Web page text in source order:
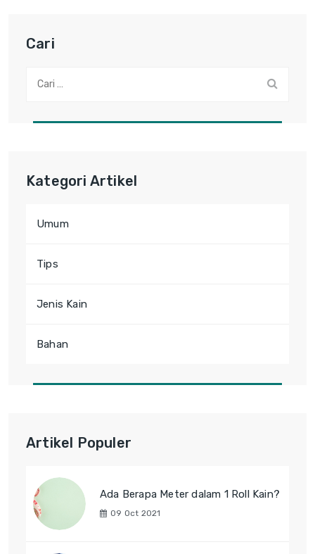
Cari
Kategori Artikel
Umum
Tips
Jenis Kain
Bahan
Artikel Populer
Ada Berapa Meter dalam 1 Roll Kain?
09 Oct 2021